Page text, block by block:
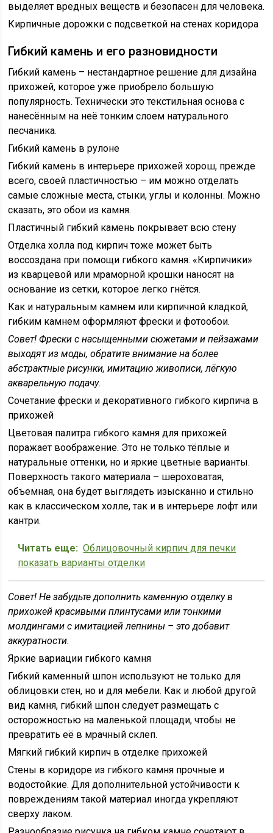
выделяет вредных веществ и безопасен для человека.
Кирпичные дорожки с подсветкой на стенах коридора
Гибкий камень и его разновидности
Гибкий камень – нестандартное решение для дизайна
прихожей, которое уже приобрело большую
популярность. Технически это текстильная основа с
нанесённым на неё тонким слоем натурального
песчаника.
Гибкий камень в рулоне
Гибкий камень в интерьере прихожей хорош, прежде
всего, своей пластичностью – им можно отделать
самые сложные места, стыки, углы и колонны. Можно
сказать, это обои из камня.
Пластичный гибкий камень покрывает всю стену
Отделка холла под кирпич тоже может быть
воссоздана при помощи гибкого камня. «Кирпичики»
из кварцевой или мраморной крошки наносят на
основание из сетки, которое легко гнётся.
Как и натуральным камнем или кирпичной кладкой,
гибким камнем оформляют фрески и фотообои.
Совет! Фрески с насыщенными сюжетами и пейзажами
выходят из моды, обратите внимание на более
абстрактные рисунки, имитацию живописи, лёгкую
акварельную подачу.
Сочетание фрески и декоративного гибкого кирпича в
прихожей
Цветовая палитра гибкого камня для прихожей
поражает воображение. Это не только тёплые и
натуральные оттенки, но и яркие цветные варианты.
Поверхность такого материала – шероховатая,
объемная, она будет выглядеть изысканно и стильно
как в классическом холле, так и в интерьере лофт или
кантри.
Читать еще: Облицовочный кирпич для печки
показать варианты отделки
Совет! Не забудьте дополнить каменную отделку в
прихожей красивыми плинтусами или тонкими
молдингами с имитацией лепнины – это добавит
аккуратности.
Яркие вариации гибкого камня
Гибкий каменный шпон используют не только для
облицовки стен, но и для мебели. Как и любой другой
вид камня, гибкий шпон следует размещать с
осторожностью на маленькой площади, чтобы не
превратить её в мрачный склеп.
Мягкий гибкий кирпич в отделке прихожей
Стены в коридоре из гибкого камня прочные и
водостойкие. Для дополнительной устойчивости к
повреждениям такой материал иногда укрепляют
сверху лаком.